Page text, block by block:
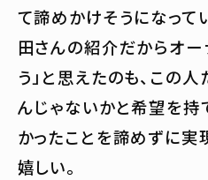
て諦めかけそうになって
田さんの紹介だからオ
う」と思えたのも、この
んじゃないかと希望を持
かったことを諦めずに実
嬉しい。